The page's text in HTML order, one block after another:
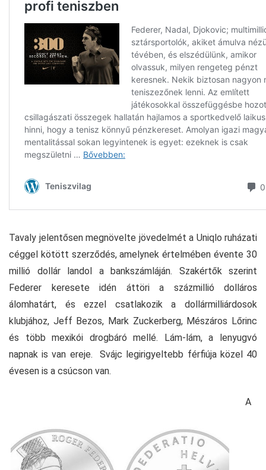
Tavaly jelentősen megnövelte jövedelmét a Uniqlo ruházati
céggel kötött szerződés, amelynek értelmében évente 30
millió dollár landol a bankszámláján. Szakértők szerint
Federer keresete idén áttöri a százmillió dolláros
álomhatárt, és ezzel csatlakozik a dollármilliárdosok
klubjához, Jeff Bezos, Mark Zuckerberg, Mészáros Lőrinc
és több mexikói drogbáró mellé. Lám-lám, a lenyugvó
napnak is van ereje. Svájc legirigyeltebb férfiúja közel 40
évesen is a csúcson van.
A